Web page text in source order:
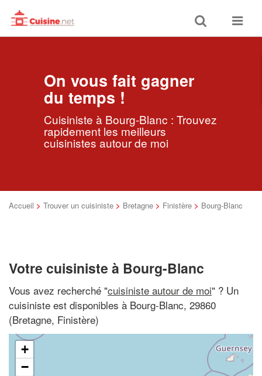
Toggle
search
Toggle
On vous fait gagner
du temps !
Cuisiniste à Bourg-Blanc : Trouvez
rapidement les meilleurs
cuisinistes autour de moi
Accueil > Trouver un cuisiniste > Bretagne > Finistère > Bourg-Blanc
Votre cuisiniste à Bourg-Blanc
Vous avez recherché "cuisiniste autour de moi" ? Un
cuisiniste est disponibles à Bourg-Blanc, 29860
(Bretagne, Finistère)
+
−